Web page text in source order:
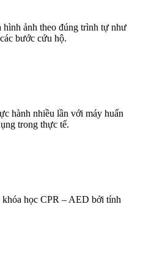
hình ảnh theo đúng trình tự như
bước cứu hộ.
hành nhiều lần với máy huấn
trong thực tế.
học CPR – AED bởi tính